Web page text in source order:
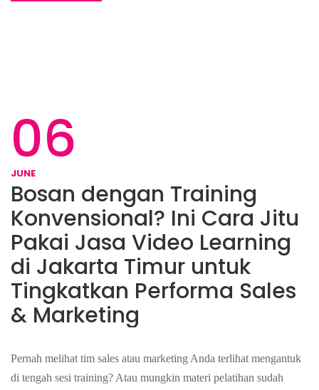
06
JUNE
Bosan dengan Training
Konvensional? Ini Cara Jitu
Pakai Jasa Video Learning
di Jakarta Timur untuk
Tingkatkan Performa Sales
& Marketing
Pernah melihat tim sales atau marketing Anda terlihat mengantuk
di tengah sesi training? Atau mungkin materi pelatihan sudah